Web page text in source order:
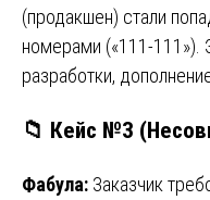
(продакшен) стали
номерами («111-111»).
разработки,
📁 Кейс №3
Фабула: Заказчик